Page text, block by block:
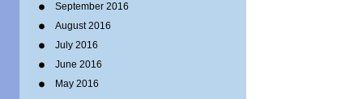
September 2016
August 2016
July 2016
June 2016
May 2016